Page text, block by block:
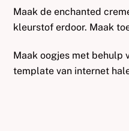
Maak de enchanted
kleurstof erdoor. Maak
Maak oogjes met behulp
template van internet